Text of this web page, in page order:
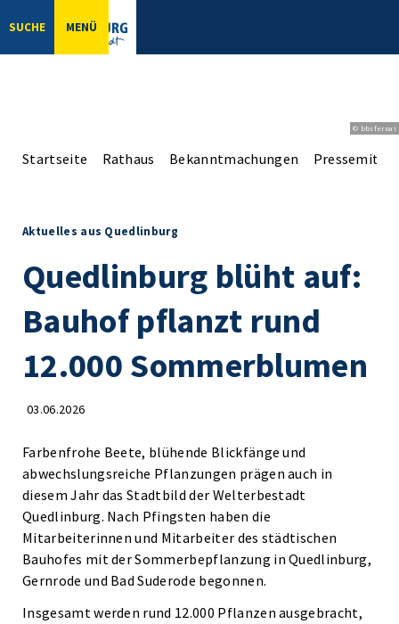
SUCHE MENÜ
© bbsferrari
Startseite Rathaus Bekanntmachungen
Aktuelles aus Quedlinburg
Quedlinburg blüht auf:
Bauhof pflanzt rund
12.000 Sommerblumen
03.06.2026
Farbenfrohe Beete, blühende Blickfänge und
abwechslungsreiche Pflanzungen prägen auch in
diesem Jahr das Stadtbild der Welterbestadt
Quedlinburg. Nach Pfingsten haben die
Mitarbeiterinnen und Mitarbeiter des städtischen
Bauhofes mit der Sommerbepflanzung in Quedlinburg,
Gernrode und Bad Suderode begonnen.
Insgesamt werden rund 12.000 Pflanzen ausgebracht,